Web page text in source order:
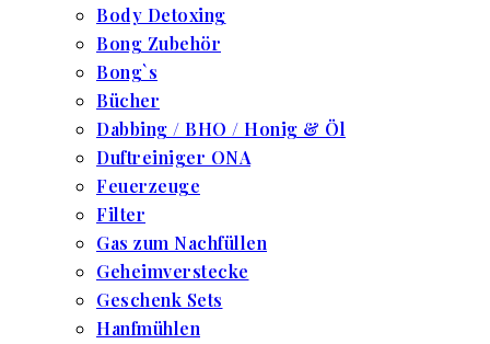
Body Detoxing
Bong Zubehör
Bong`s
Bücher
Dabbing / BHO / Honig & Öl
Duftreiniger ONA
Feuerzeuge
Filter
Gas zum Nachfüllen
Geheimverstecke
Geschenk Sets
Hanfmühlen